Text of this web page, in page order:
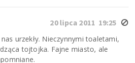
20 lipca 2011 19:25
urzekły. Nieczynnymi toaletami,
tojtojka. Fajne miasto, ale